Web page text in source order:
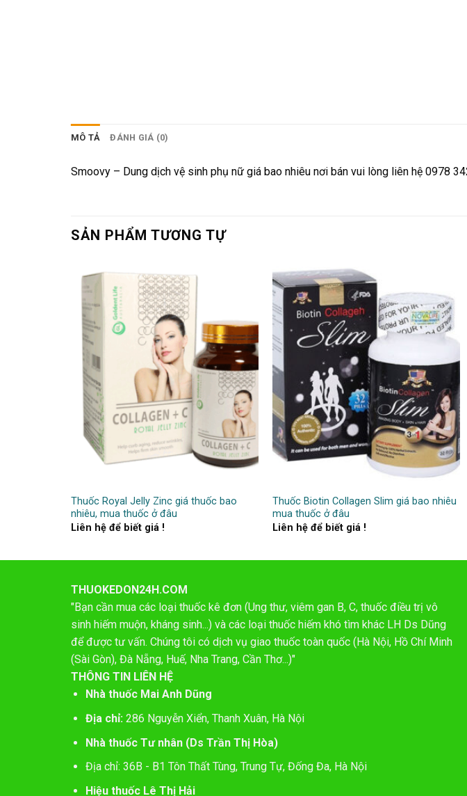
MÔ TẢ ĐÁNH GIÁ (0)
Smoovy – Dung dịch vệ sinh phụ nữ giá bao nhiêu nơi bán vui lòng liên hệ 0978
SẢN PHẨM TƯƠNG TỰ
Thuốc Royal Jelly Zinc giá thuốc bao
nhiêu, mua thuốc ở đâu
Liên hệ để biết giá !
Thuốc Biotin Collagen Slim giá bao nhiêu
mua thuốc ở đâu
Liên hệ để biết giá !
THUOKEDON24H.COM
"Bạn cần mua các loại thuốc kê đơn (Ung thư, viêm gan B, C, thuốc điều trị vô
sinh hiếm muộn, kháng sinh...) và các loại thuốc hiếm khó tìm khác LH Ds Dũng
để được tư vấn. Chúng tôi có dịch vụ giao thuốc toàn quốc (Hà Nội, Hồ Chí Minh
(Sài Gòn), Đà Nẵng, Huế, Nha Trang, Cần Thơ...)"
THÔNG TIN LIÊN HỆ
Nhà thuốc Mai Anh Dũng
Địa chỉ:286 Nguyễn Xiển, Thanh Xuân, Hà Nội
Nhà thuốc Tư nhân (Ds Trần Thị Hòa)
Địa chỉ: 36B - B1 Tôn Thất Tùng, Trung Tự, Đống Đa, Hà Nội
Hiệu thuốc Lê Thị Hải